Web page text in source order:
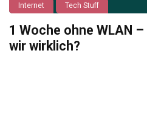
Internet Tech Stuff
1 Woche ohne WLAN
wir wirklich?